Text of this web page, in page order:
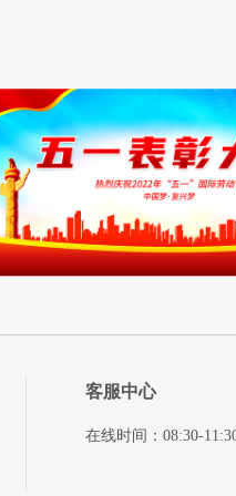
客服中心
在线时间：08:30-